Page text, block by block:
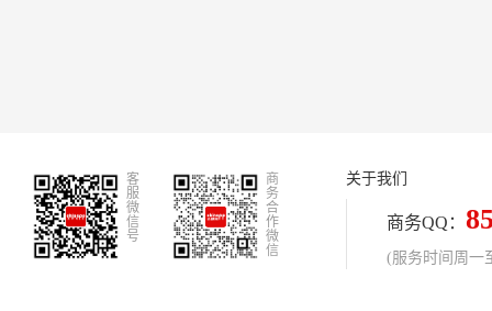
客
服
微
信
号
商
务
合
作
微
信
关于我们
商务QQ：
(服务时间周一